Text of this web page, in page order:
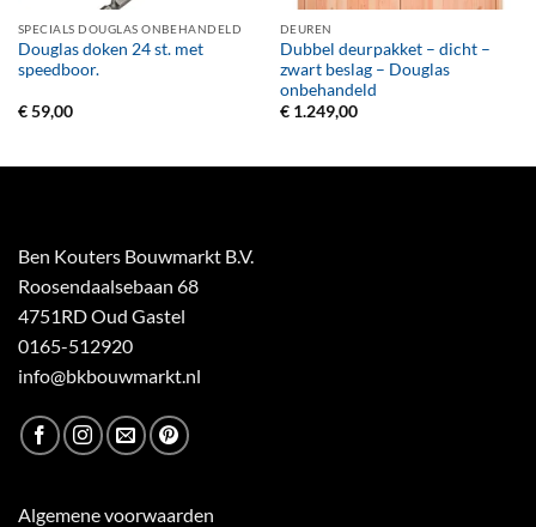
SPECIALS DOUGLAS ONBEHANDELD
Douglas doken 24 st. met
speedboor.
€59,00
DEUREN
Dubbel deurpakket – dicht –
zwart beslag – Douglas
onbehandeld
€1.249,00
Ben Kouters Bouwmarkt B.V.
Roosendaalsebaan 68
4751RD Oud Gastel
0165-512920
info@bkbouwmarkt.nl
Algemene voorwaarden